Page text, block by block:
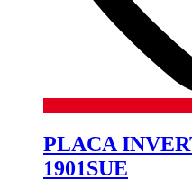
PLACA
1901SUE